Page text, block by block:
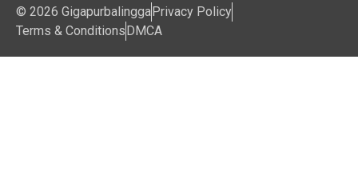
© 2026 GigapurbalinggaPrivacy Policy
Terms & ConditionsDMCA